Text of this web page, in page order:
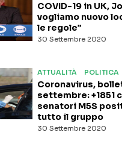
30 Settembre 2020
COVID-19 in UK,
vogliamo nuovo
le regole”
ATTUALITÀ POLITICA
30 Settembre 2020
Coronavirus,
settembre: +1851
senatori M5S
tutto il gruppo